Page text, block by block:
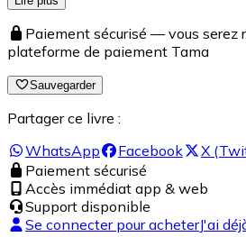
Paiement sécurisé — vous serez
plateforme de paiement Tama
Sauvegarder
Partager ce livre :
WhatsApp
Facebook X
Paiement sécurisé
Accès immédiat app & web
Support disponible
Se connecter pour acheterJ'ai